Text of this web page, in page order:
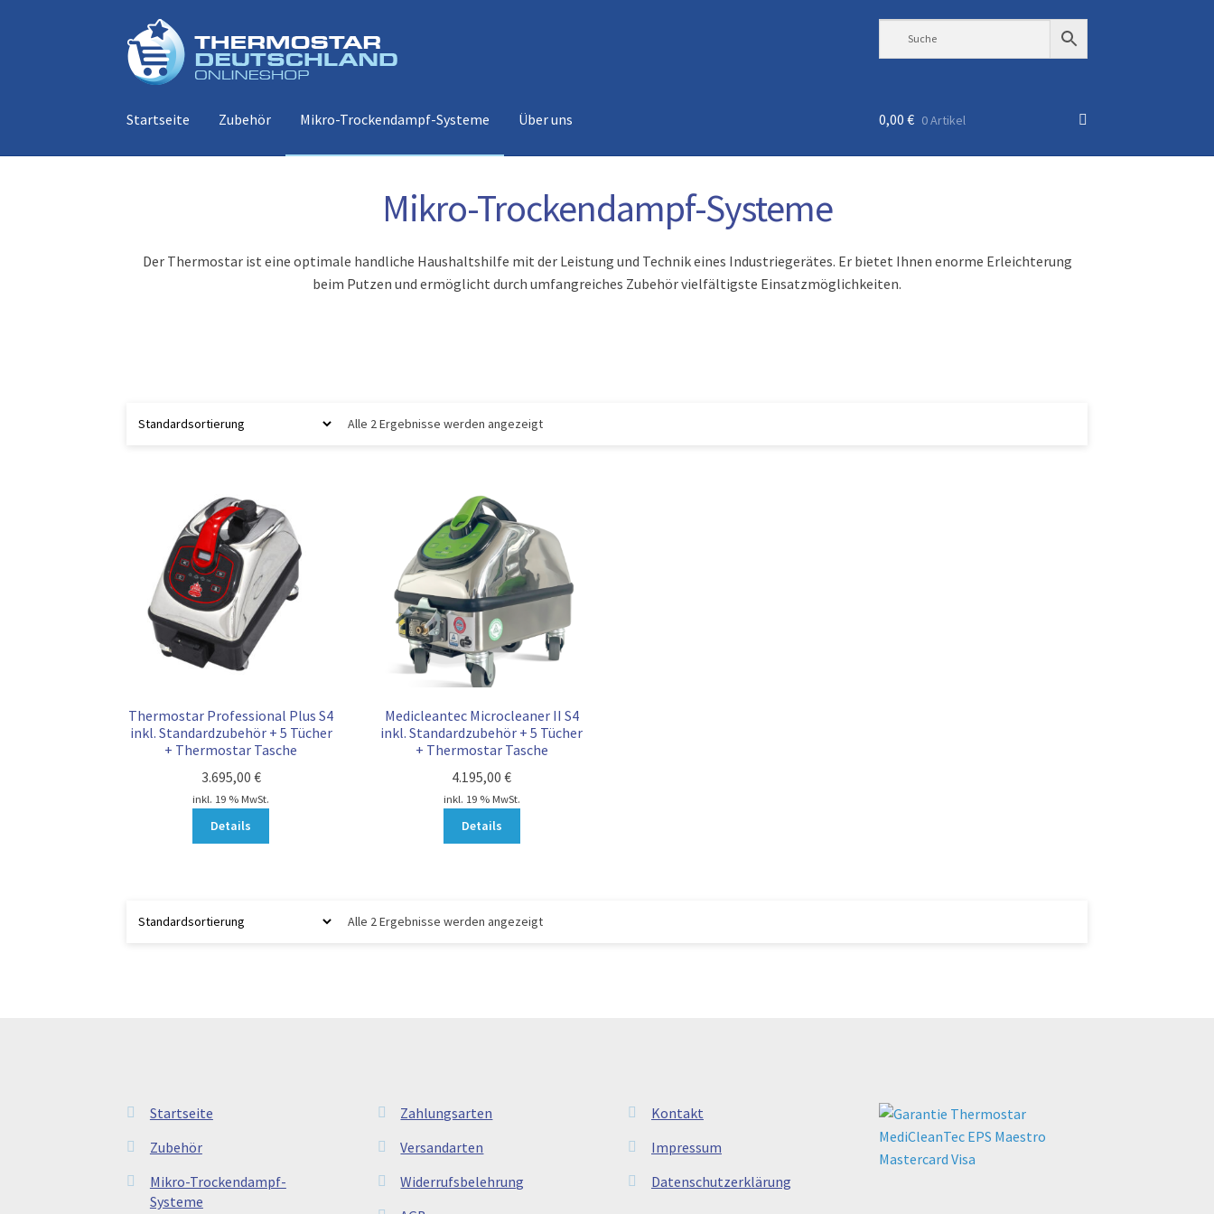
Zur
Navigation
springen
Zum
Inhalt
springen
Startseite Zubehör Mikro-Trockendampf-Systeme Über uns 0,00 € 0 Artikel
Mikro-Trockendampf-Systeme
Der Thermostar ist eine optimale handliche Haushaltshilfe mit der Leistung und Technik eines Industriegerätes. Er bietet Ihnen enorme Erleichterung
beim Putzen und ermöglicht durch umfangreiches Zubehör vielfältigste Einsatzmöglichkeiten.
Alle 2 Ergebnisse werden angezeigt
Thermostar Professional Plus S4
inkl. Standardzubehör + 5 Tücher
+ Thermostar Tasche
3.695,00 €
inkl. 19 % MwSt.
Details
Medicleantec Microcleaner II S4
inkl. Standardzubehör + 5 Tücher
+ Thermostar Tasche
4.195,00€
inkl. 19 % MwSt.
Details
Alle 2 Ergebnisse werden angezeigt
Startseite
Zubehör
Mikro-Trockendampf-
Systeme
Zahlungsarten
Versandarten
Widerrufsbelehrung
Kontakt
Impressum
Datenschutzerklärung